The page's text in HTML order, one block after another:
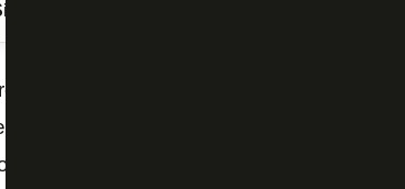
o FogãoNET
temporada, o meio-campista
a opção por renovar seu contrato
A informação é do repórter Thiago